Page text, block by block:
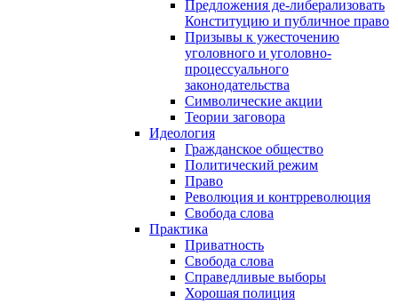
Предложения де-либерализовать
Конституцию и публичное право
Призывы к ужесточению
уголовного и уголовно-
процессуального
законодательства
Символические акции
Теории заговора
Идеология
Гражданское общество
Политический режим
Право
Революция и контрреволюция
Свобода слова
Практика
Приватность
Свобода слова
Справедливые выборы
Хорошая полиция